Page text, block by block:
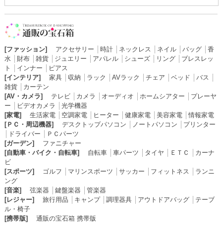
[ファッション] アクセサリー 時計│ ネックレス ネイル│ バッグ│ 香
水
財布│ 雑貨│ ジュエリー アパレル│ シューズ│ リング│ ブレスレッ
ト
インナー
ピアス
[インテリア]
家具│ 収納 ラック AVラック チェア ベッド バス
雑貨│ カーテン
[AV・カメラ]
テレビ│ カメラ オーディオ ホームシアター
プレーヤ
ー
ビデオカメラ
光学機器
[家電]
生活家電│ 空調家電│ ヒーター 健康家電│ 美容家電│情報家電
[ＰＣ・周辺機器]
デスクトップパソコン ノートパソコン
プリンター
ドライバー
ＰＣパーツ
[ガーデン]
ファニチャー
[自動車・バイク・自転車]
自転車│ 車パーツ タイヤ ＥＴＣ
カーナ
ビ
[スポーツ]
ゴルフ マリンスポーツ サッカー フィットネス
ランニ
ング
[音楽]
弦楽器 鍵盤楽器
管楽器
[レジャー]
旅行用品 キャンプ│ 調理器具│ アウトドアバッグ│ テーブ
ル・椅子
[携帯版]
通販の宝石箱 携帯版